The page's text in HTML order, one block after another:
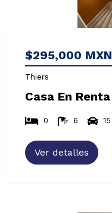
$295,000 MXN
Thiers
0 6 15
Ver detalles